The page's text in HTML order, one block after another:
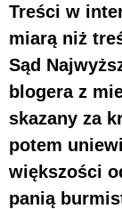
Treści w
miarą niż
Sąd
blogera z
skazany za
potem
większości
panią